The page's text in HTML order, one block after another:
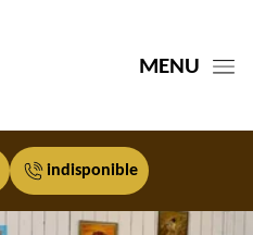
MENU
indisponible